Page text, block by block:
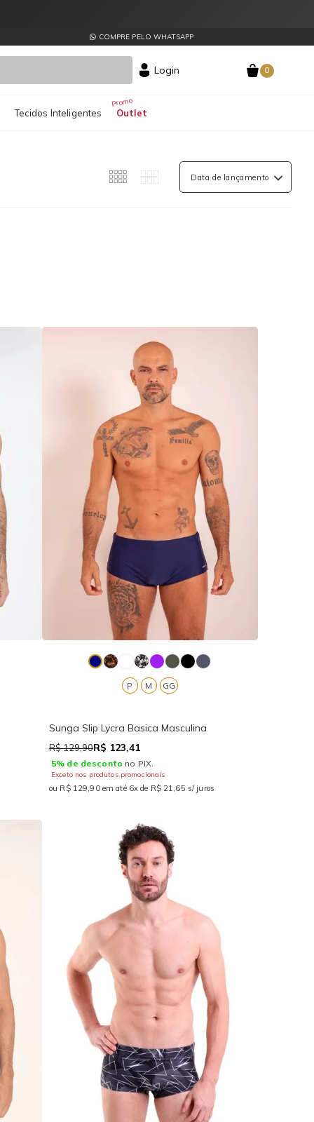
COMPRE PELO WHATSAPP
Login 0
Outlet
Tecidos Inteligentes
M GG
P
Sunga Slip Lycra Basica Masculina
R$ 129,90R$ 123,41
5% de desconto no PIX.
Exceto nos produtos promocionais
ou R$ 129,90 em até 6x de R$ 21,65 s/ juros